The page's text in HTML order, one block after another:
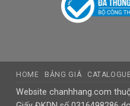
HOME BẢNG GIÁ
Website chanhhang.com